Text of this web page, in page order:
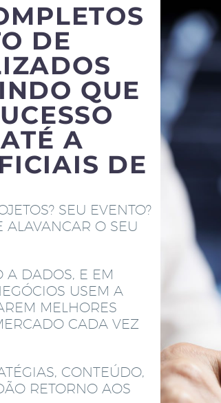
DE
QUE
A
DE
SEU EVENTO?
ALAVANCAR O SEU
A DADOS, E EM
USEM A
MELHORES
CADA VEZ
CONTEÚDO,
RETORNO AOS